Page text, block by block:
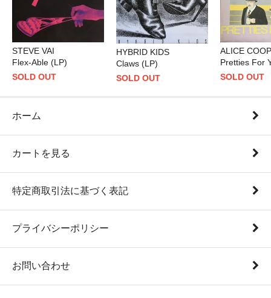
STEVE VAI
Flex-Able (LP)
SOLD OUT
HYBRID KIDS
Claws (LP)
SOLD OUT
ALICE
Pretties For
SOLD OUT
ホーム
カートを見る
特定商取引法に基づく表記
プライバシーポリシー
お問い合わせ